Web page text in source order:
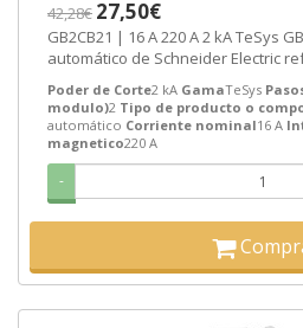
42,28€ 27,50€
GB2CB21 | 16 A 220 A 2 kA TeSys GB2 TeSys 2 Interruptor
automático de Schneider Electric
Poder de Corte2 kA GamaTeSys
modulo)2 Tipo de producto o
automático Corriente nominal16 A
magnetico220 A
-